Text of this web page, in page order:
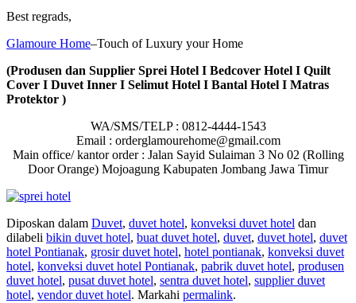
Best regrads,
Glamoure Home–Touch of Luxury your Home
(Produsen dan Supplier Sprei Hotel I Bedcover Hotel I Quilt
Cover I Duvet Inner I Selimut Hotel I Bantal Hotel I Matras
Protektor )
WA/SMS/TELP : 0812-4444-1543
Email : orderglamourehome@gmail.com
Main office/ kantor order : Jalan Sayid Sulaiman 3 No 02 (Rolling
Door Orange) Mojoagung Kabupaten Jombang Jawa Timur
Diposkan dalam Duvet, duvet hotel, konveksi duvet hotel dan
dilabeli bikin duvet hotel, buat duvet hotel, duvet, duvet hotel, duvet
hotel Pontianak, grosir duvet hotel, hotel pontianak, konveksi duvet
hotel, konveksi duvet hotel Pontianak, pabrik duvet hotel, produsen
duvet hotel, pusat duvet hotel, sentra duvet hotel, supplier duvet
hotel, vendor duvet hotel. Markahi permalink.